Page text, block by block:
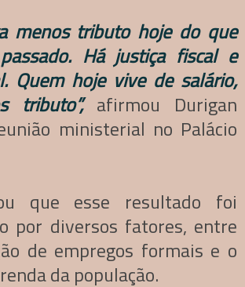
menos tributo hoje do que
Há justiça fiscal e
Quem hoje vive de salário,
tributo”, afirmou Durigan
ministerial no Palácio
que esse resultado foi
por diversos fatores, entre
de empregos formais e o
da população.